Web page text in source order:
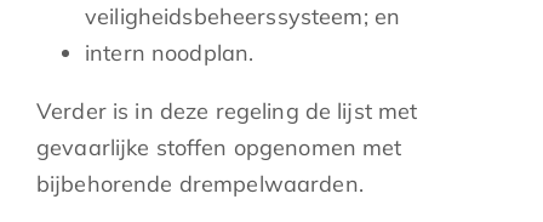
veiligheidsbeheerssysteem; en
intern noodplan.
Verder is in deze regeling de lijst met
gevaarlijke stoffen opgenomen met
bijbehorende drempelwaarden.